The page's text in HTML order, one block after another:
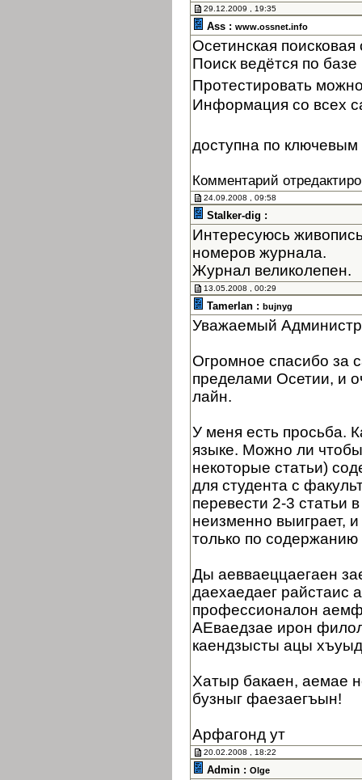
29.12.2009 , 19:35
Ass : www.ossnet.info
Осетинская
Поиск ведётся по
Протестировать
Информация со всех
доступна по
Комментарий
24.09.2008 , 09:58
Stalker-dig :
Интересуюсь
номеров журнала.
Журнал великолепен.
13.05.2008 , 00:29
Tamerlan : bujnyg
Уважаемый
Огромное спасибо за
пределами Осетии, и
лайн.
У меня есть просьба.
языке. Можно ли
некоторые статьи)
для студента с
перевести 2-3 статьи
неизменно выиграет,
только по
Ды аевваеццаегаен
даехаедаег райстаис
профессионалон
АЕваедзае ирон
каендзысты ацы
Хатыр бакаен, аемае
бузныг фаезаегъын!
Арфагонд ут
20.02.2008 , 18:22
Admin : Olge